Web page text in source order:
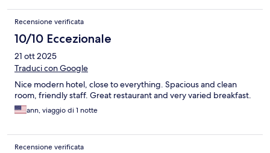
Recensione verificata
10/10 Eccezionale
21 ott 2025
Traduci con Google
Nice modern hotel, close to everything. Spacious and clean
room, friendly staff. Great restaurant and very varied breakfast.
ann, viaggio di 1 notte
Recensione verificata